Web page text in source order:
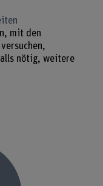
mit den
nötig, weitere